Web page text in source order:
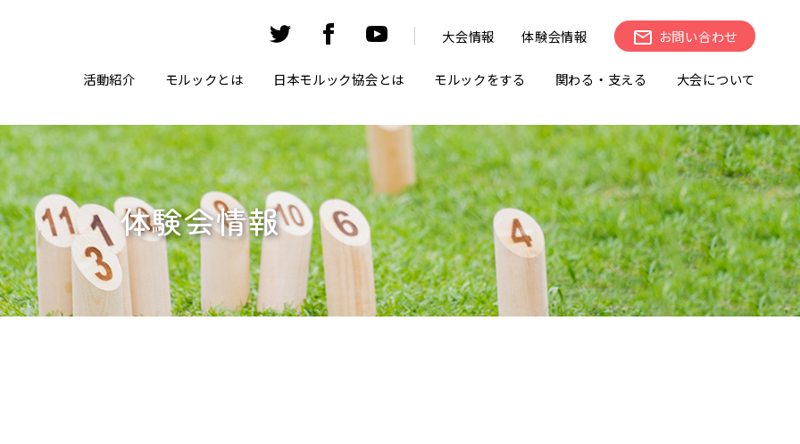
大会情報 体験会情報 お問い合わせ
活動紹介 モルックとは 日本モルック協会とは モルックをする 関わる・支える 大会について
体験会情報